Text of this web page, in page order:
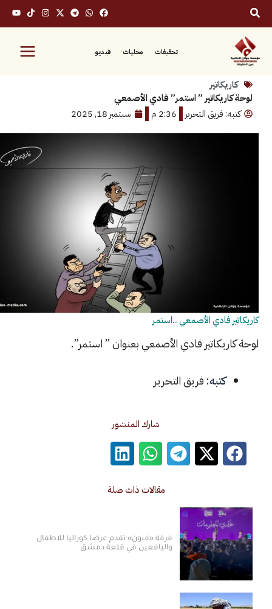
محليات فيديو
” استمر” فادي الأصمعي
فريق التحرير
2:36 م سبتمبر 18, 2025
فادي الأصمعي ..استمر
فادي الأصمعي بعنوان ” استمر”.
فريق التحرير
شارك المنشور
مقالات ذات صلة
فرقة «فنون» تقدم عرضاً كورالياً للأطفال
واليافعين في قلعة دمشق